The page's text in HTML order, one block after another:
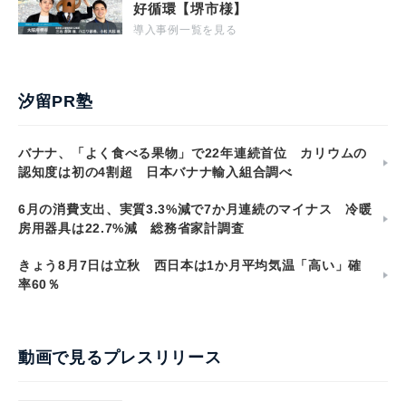
好循環【堺市様】
導入事例一覧を見る
汐留PR塾
バナナ、「よく食べる果物」で22年連続首位 カリウムの
認知度は初の4割超 日本バナナ輸入組合調べ
6月の消費支出、実質3.3%減で7か月連続のマイナス 冷暖
房用器具は22.7%減 総務省家計調査
きょう8月7日は立秋 西日本は1か月平均気温「高い」確
率60％
動画で見るプレスリリース